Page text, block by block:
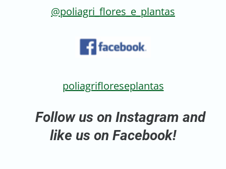
@poliagri_flores_e_plantas
poliagrifloreseplantas
Follow us on Instagram and
like us on Facebook!